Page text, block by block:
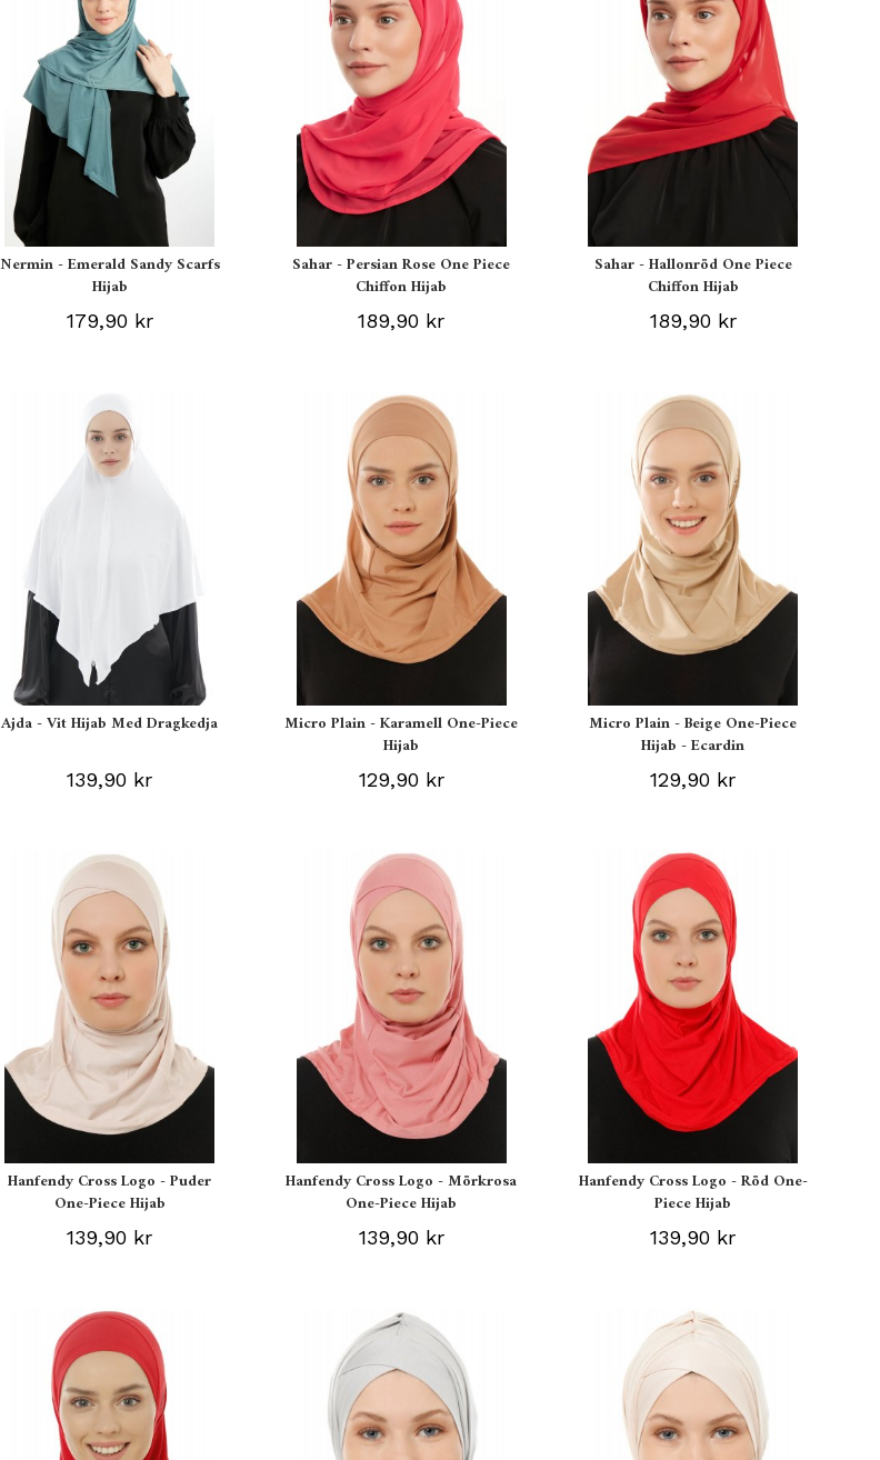
Nermin - Emerald Sandy Scarfs
Hijab
179,90 kr
Sahar - Persian Rose One Piece
Chiffon Hijab
189,90 kr
Sahar - Hallonröd One Piece
Chiffon Hijab
189,90 kr
Ajda - Vit Hijab Med Dragkedja
139,90 kr
Micro Plain - Karamell One-Piece
Hijab
129,90 kr
Micro Plain - Beige One-Piece
Hijab - Ecardin
129,90 kr
Hanfendy Cross Logo - Puder
One-Piece Hijab
139,90 kr
Hanfendy Cross Logo - Mörkrosa
One-Piece Hijab
139,90 kr
Hanfendy Cross Logo - Röd One-
Piece Hijab
139,90 kr